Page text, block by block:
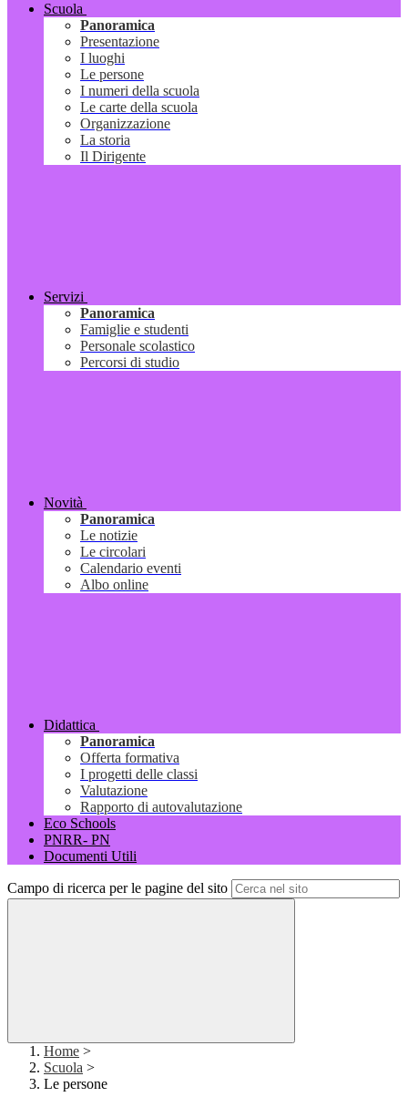
Scuola
Panoramica
Presentazione
I luoghi
Le persone
I numeri della scuola
Le carte della scuola
Organizzazione
La storia
Il Dirigente
Servizi
Panoramica
Famiglie e studenti
Personale scolastico
Percorsi di studio
Novità
Panoramica
Le notizie
Le circolari
Calendario eventi
Albo online
Didattica
Panoramica
Offerta formativa
I progetti delle classi
Valutazione
Rapporto di autovalutazione
Eco Schools
PNRR- PN
Documenti Utili
Campo di ricerca per le pagine del sito
Home >
Scuola >
Le persone